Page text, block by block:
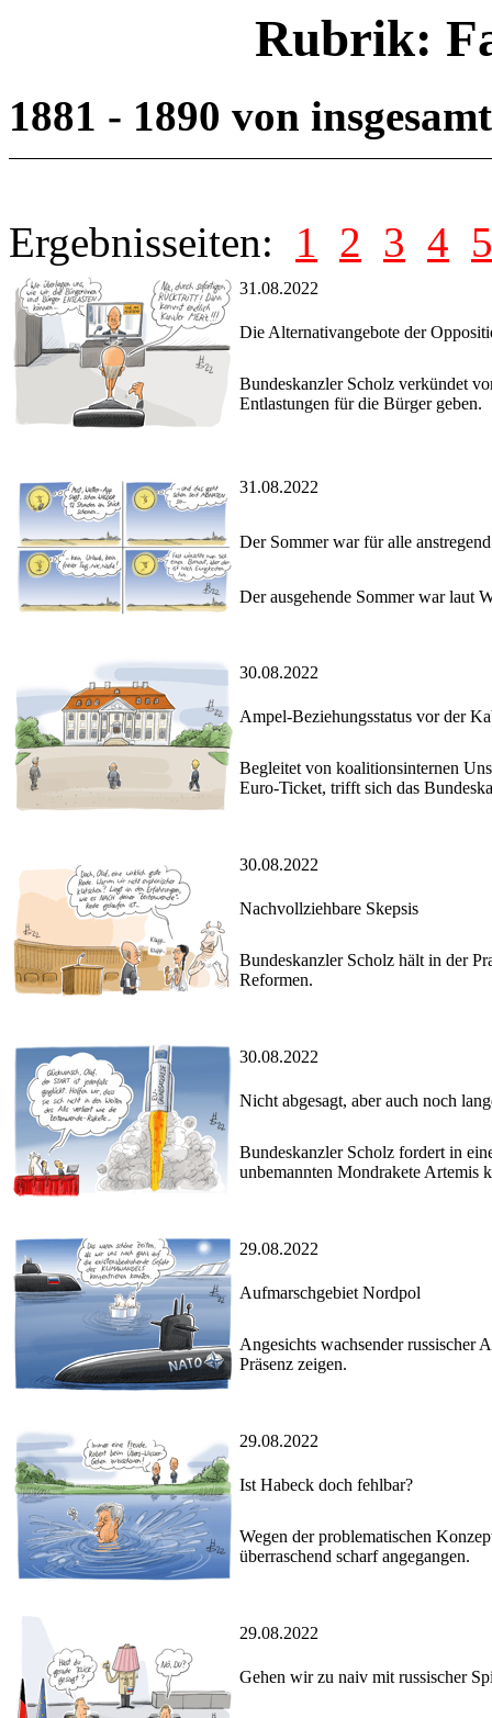
Rubrik:
1881 - 1890 von
Ergebnisseiten: 1 2 3 4 5
31.08.2022
Die Alternativangebote der
Bundeskanzler Scholz verkündet
Entlastungen für die Bürger geben.
31.08.2022
Der Sommer war für alle anstregend
Der ausgehende Sommer war laut
30.08.2022
Ampel-Beziehungsstatus vor der
Begleitet von koalitionsinternen
Euro-Ticket, trifft sich das
30.08.2022
Nachvollziehbare Skepsis
Bundeskanzler Scholz hält in der
Reformen.
30.08.2022
Nicht abgesagt, aber auch noch
Bundeskanzler Scholz fordert in
unbemannten Mondrakete Artemis
29.08.2022
Aufmarschgebiet Nordpol
Angesichts wachsender
Präsenz zeigen.
29.08.2022
Ist Habeck doch fehlbar?
Wegen der problematischen
überraschend scharf angegangen.
29.08.2022
Gehen wir zu naiv mit russischer